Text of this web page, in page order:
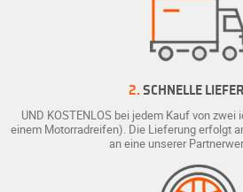
2. SCHNELLE
UND KOSTENLOS bei jedem Kauf von
einem Motorradreifen). Die Lieferung erfolgt
an eine unserer